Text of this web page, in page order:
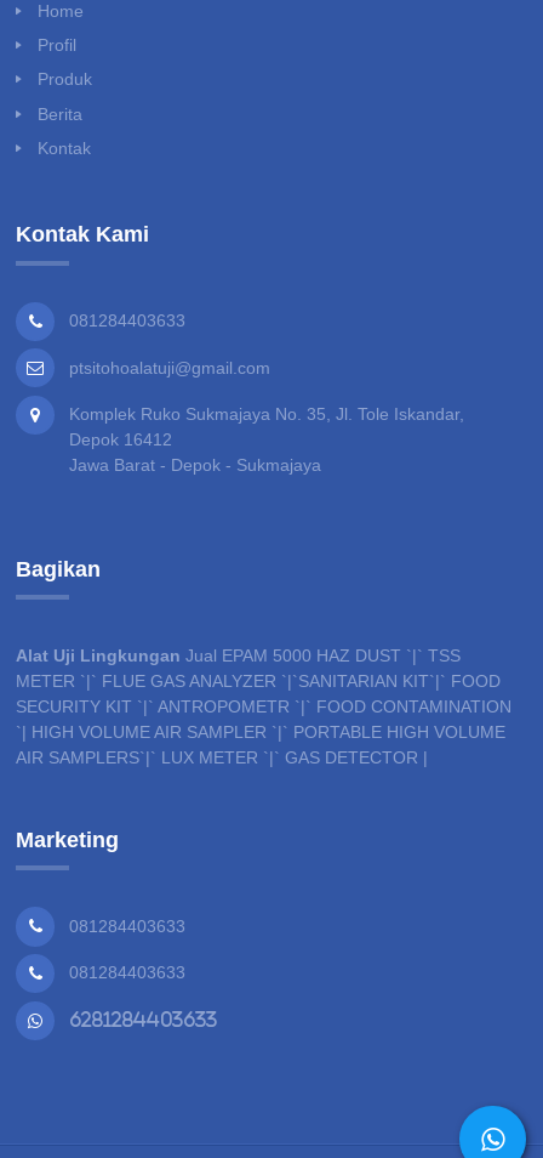
Home
Profil
Produk
Berita
Kontak
Kontak Kami
081284403633
ptsitohoalatuji@gmail.com
Komplek Ruko Sukmajaya No. 35, Jl. Tole Iskandar,
Depok 16412
Jawa Barat - Depok - Sukmajaya
Bagikan
Alat Uji Lingkungan Jual EPAM 5000 HAZ DUST `|` TSS
METER `|` FLUE GAS ANALYZER `|`SANITARIAN KIT`|` FOOD
SECURITY KIT `|` ANTROPOMETR `|` FOOD CONTAMINATION
`| HIGH VOLUME AIR SAMPLER `|` PORTABLE HIGH VOLUME
AIR SAMPLERS`|` LUX METER `|` GAS DETECTOR |
Marketing
081284403633
081284403633
6281284403633